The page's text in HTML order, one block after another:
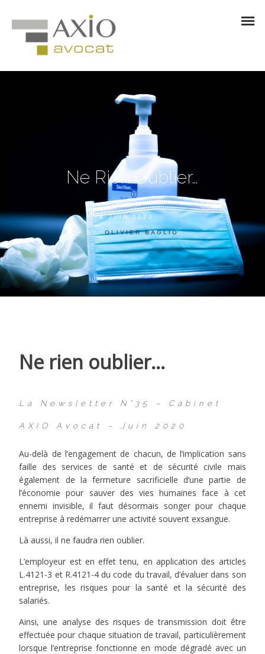
Ne Rien Oublier…
8 JUIN 2020
BY:OLIVIER BAGLIO
Ne rien oublier…
La Newsletter N°35 – Cabinet
AXIO Avocat – Juin 2020
Au-delà de l’engagement de chacun, de l’implication sans
faille des services de santé et de sécurité civile mais
également de la fermeture sacrificielle d’une partie de
l’économie pour sauver des vies humaines face à cet
ennemi invisible, il faut désormais songer pour chaque
entreprise à redémarrer une activité souvent exsangue.
Là aussi, il ne faudra rien oublier.
L’employeur est en effet tenu, en application des articles
L.4121-3 et R.4121-4 du code du travail, d’évaluer dans son
entreprise, les risques pour la santé et la sécurité des
salariés.
Ainsi, une analyse des risques de transmission doit être
effectuée pour chaque situation de travail, particulièrement
lorsque l’entreprise fonctionne en mode dégradé avec un